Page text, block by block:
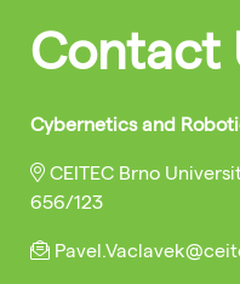
Contact
Cybernetics and
CEITEC Brno
656/123